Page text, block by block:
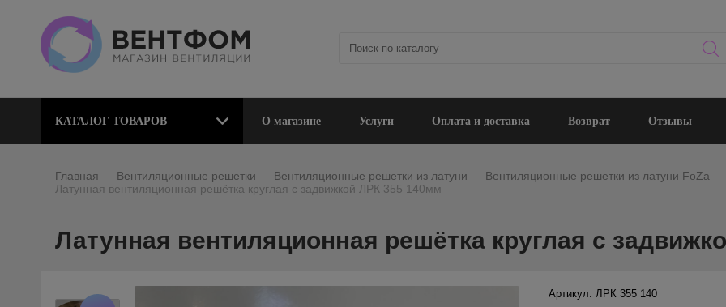
КАТАЛОГ ТОВАРОВ О магазине Услуги Оплата и доставка Возврат Отзывы
Главная Вентиляционные решетки Вентиляционные решетки из латуни Вентиляционные решетки из латуни FoZa
Латунная вентиляционная решётка круглая с задвижкой ЛРК 355 140мм
Латунная вентиляционная решётка круглая с
Артикул: ЛРК 355 140